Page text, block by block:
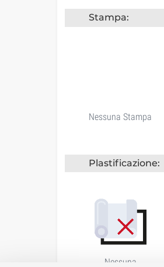
Stampa:
Nessuna Stampa
Plastificazione:
Nessuna